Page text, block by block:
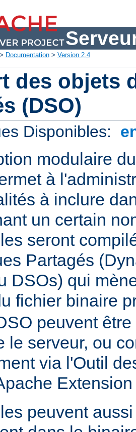
> Documentation > Version 2.4
des objets
(DSO)
Disponibles:
modulaire
à
à inclure
un certain
seront
Partagés
DSOs) qui
fichier binaire
peuvent
le serveur, ou
via l'Outil
peuvent